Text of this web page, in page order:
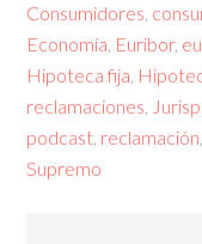
Consumidores
Economía Euribor,
Hipoteca fija
reclamaciones
podcast reclamación
Supremo